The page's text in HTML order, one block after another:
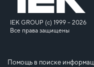
IEK GROUP (c) 1999 – 2026
Все права защищены
Помощь в поиске